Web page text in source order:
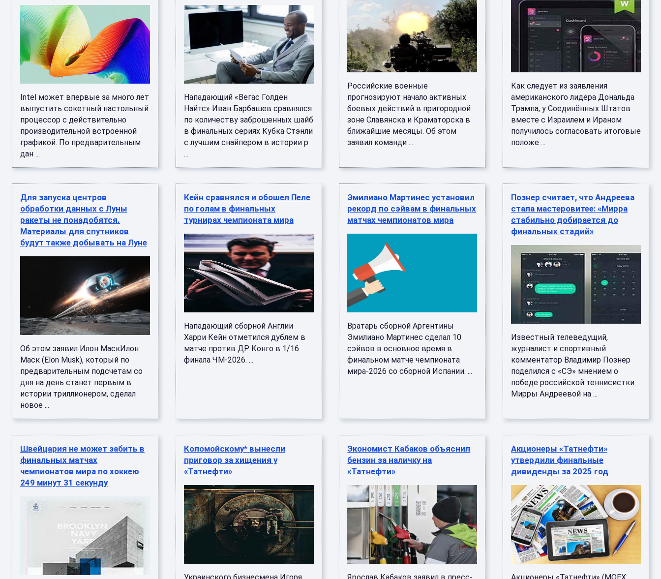
Intel может впервые за много лет
выпустить сокетный настольный
процессор с действительно
производительной встроенной
графикой. По предварительным
дан ...
Нападающий «Вегас Голден
Найтс» Иван Барбашев сравнялся
по количеству заброшенных шайб
в финальных сериях Кубка Стэнли
с лучшим снайпером в истории р
...
Российские военные
прогнозируют начало активных
боевых действий в пригородной
зоне Славянска и Краматорска в
ближайшие месяцы. Об этом
заявил команди ...
Как следует из заявления
американского лидера Дональда
Трампа, у Соединённых Штатов
вместе с Израилем и Ираном
получилось согласовать итоговые
положе ...
Для запуска центров
обработки данных с Луны
ракеты не понадобятся.
Материалы для спутников
будут также добывать на Луне
Об этом заявил Илон МаскИлон
Маск (Elon Musk), который по
предварительным подсчетам со
дня на день станет первым в
истории триллионером, сделал
новое ...
Кейн сравнялся и обошел Пеле
по голам в финальных
турнирах чемпионата мира
Нападающий сборной Англии
Харри Кейн отметился дублем в
матче против ДР Конго в 1/16
финала ЧМ-2026. ...
Эмилиано Мартинес установил
рекорд по сэйвам в финальных
матчах чемпионатов мира
Вратарь сборной Аргентины
Эмилиано Мартинес сделал 10
сэйвов в основное время в
финальном матче чемпионата
мира-2026 со сборной Испании. ...
Познер считает, что Андреева
стала мастеровитее: «Мирра
стабильно добирается до
финальных стадий»
Известный телеведущий,
журналист и спортивный
комментатор Владимир Познер
поделился с «СЭ» мнением о
победе российской теннисистки
Мирры Андреевой на ...
Швейцария не может забить в
финальных матчах
чемпионатов мира по хоккею
249 минут 31 секунду
Коломойскому* вынесли
приговор за хищения у
«Татнефти»
Экономист Кабаков объяснил
бензин за наличку на
«Татнефти»
Акционеры «Татнефти»
утвердили финальные
дивиденды за 2025 год